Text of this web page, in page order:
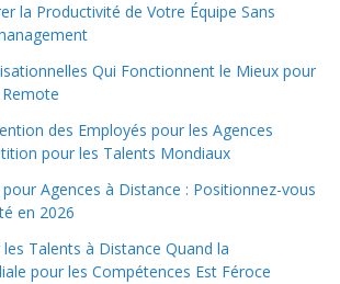
la Productivité de Votre Équipe Sans
Qui Fonctionnent le Mieux pour
des Employés pour les Agences
pour les Talents Mondiaux
Agences à Distance : Positionnez-vous
en 2026
Talents à Distance Quand la
pour les Compétences Est Féroce